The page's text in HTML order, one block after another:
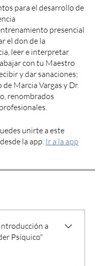
para el desarrollo de
presencial
el don de la
leer e interpretar
con tu Maestro
y dar sanaciones;
de Marcia Vargas y Dr.
renombrados
unirte a este
la app. Ir a la app
a
Psíquico"